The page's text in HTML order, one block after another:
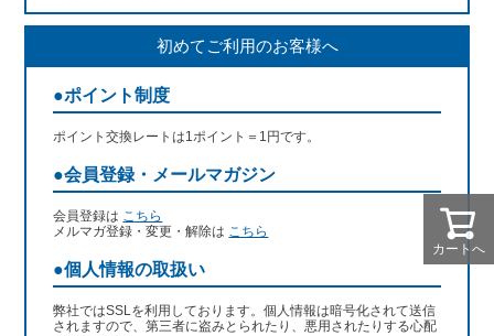
カートへ
初めてご利用のお客様へ
●ポイント制度
ポイント交換レートは1ポイント＝1円です。
●会員登録・メールマガジン
会員登録は こちら
メルマガ登録・変更・解除は こちら
●個人情報の取扱い
弊社ではSSLを利用しております。個人情報は暗号化されて送信
されますので、第三者に盗みとられたり、悪用されたりする心配